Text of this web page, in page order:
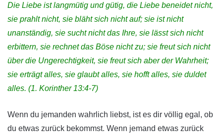
Die Liebe ist langmütig und gütig, die Liebe beneidet nicht,
sie prahlt nicht, sie bläht sich nicht auf; sie ist nicht
unanständig, sie sucht nicht das Ihre, sie lässt sich nicht
erbittern, sie rechnet das Böse nicht zu; sie freut sich nicht
über die Ungerechtigkeit, sie freut sich aber der Wahrheit;
sie erträgt alles, sie glaubt alles, sie hofft alles, sie duldet
alles. (1. Korinther 13:4-7)
Wenn du jemanden wahrlich liebst, ist es dir völlig egal, ob
du etwas zurück bekommst. Wenn jemand etwas zurück